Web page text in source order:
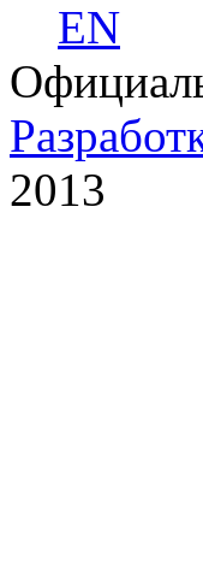
EN
2013